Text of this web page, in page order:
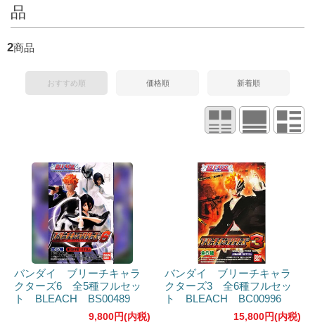
品
2商品
おすすめ順 価格順 新着順
バンダイ ブリーチキャラ
クターズ6 全5種フルセッ
ト BLEACH BS00489
9,800円(内税)
バンダイ ブリーチキャラ
クターズ3 全6種フルセッ
ト BLEACH BC00996
15,800円(内税)